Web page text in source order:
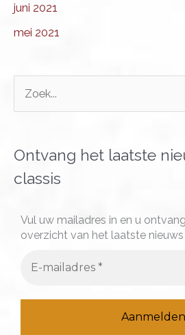
juni 2021
mei 2021
k
n
Ontvang het laatste
classis
Vul uw mailadres in en u
overzicht van het laatste nieuws